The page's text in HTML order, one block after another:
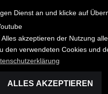
Dienst an und klicke auf
akzeptieren der Nutzung
den verwendeten Cookies und
ALLES AKZEPTIEREN